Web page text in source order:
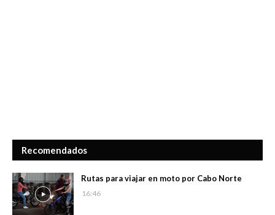
Recomendados
Rutas para viajar en moto por Cabo Norte
16:46